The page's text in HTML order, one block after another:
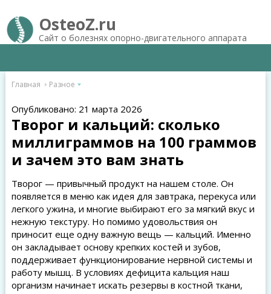
OsteoZ.ru
Сайт о болезнях опорно-двигательного аппарата
Главная Разное
Опубликовано: 21 марта 2026
Творог и кальций: сколько
миллиграммов на 100 граммов
и зачем это вам знать
Творог — привычный продукт на нашем столе. Он
появляется в меню как идея для завтрака, перекуса или
легкого ужина, и многие выбирают его за мягкий вкус и
нежную текстуру. Но помимо удовольствия он
приносит еще одну важную вещь — кальций. Именно
он закладывает основу крепких костей и зубов,
поддерживает функционирование нервной системы и
работу мышц. В условиях дефицита кальция наш
организм начинает искать резервы в костной ткани,